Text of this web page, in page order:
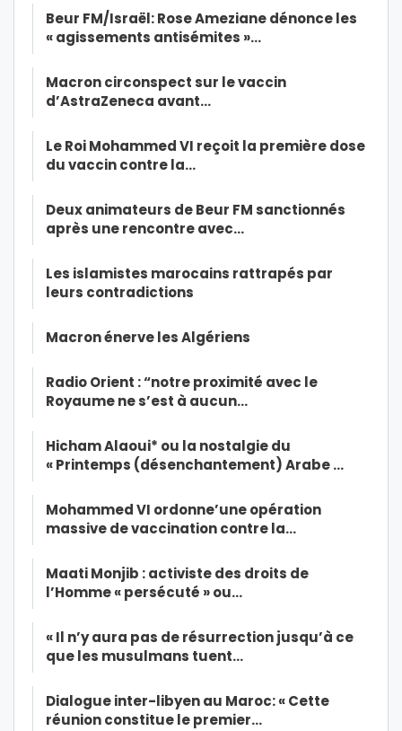
Beur FM/Israël: Rose Ameziane dénonce les
« agissements antisémites »…
Macron circonspect sur le vaccin
d’AstraZeneca avant…
Le Roi Mohammed VI reçoit la première dose
du vaccin contre la…
Deux animateurs de Beur FM sanctionnés
après une rencontre avec…
Les islamistes marocains rattrapés par
leurs contradictions
Macron énerve les Algériens
Radio Orient : “notre proximité avec le
Royaume ne s’est à aucun…
Hicham Alaoui* ou la nostalgie du
« Printemps (désenchantement) Arabe …
Mohammed VI ordonne’une opération
massive de vaccination contre la…
Maati Monjib : activiste des droits de
l’Homme « persécuté » ou…
« Il n’y aura pas de résurrection jusqu’à ce
que les musulmans tuent…
Dialogue inter-libyen au Maroc: « Cette
réunion constitue le premier…